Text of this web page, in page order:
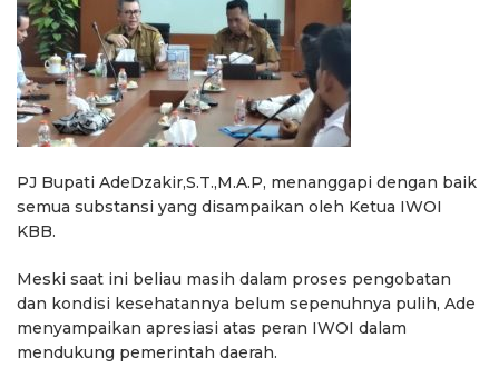
PJ Bupati AdeDzakir,S.T.,M.A.P, menanggapi dengan baik
semua substansi yang disampaikan oleh Ketua IWOI
KBB.
Meski saat ini beliau masih dalam proses pengobatan
dan kondisi kesehatannya belum sepenuhnya pulih, Ade
menyampaikan apresiasi atas peran IWOI dalam
mendukung pemerintah daerah.